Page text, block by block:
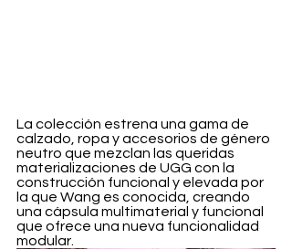
La colección estrena una gama de
calzado, ropa y accesorios de género
neutro que mezclan las queridas
materializaciones de UGG con la
construcción funcional y elevada por
la que Wang es conocida, creando
una cápsula multimaterial y funcional
que ofrece una nueva funcionalidad
modular.